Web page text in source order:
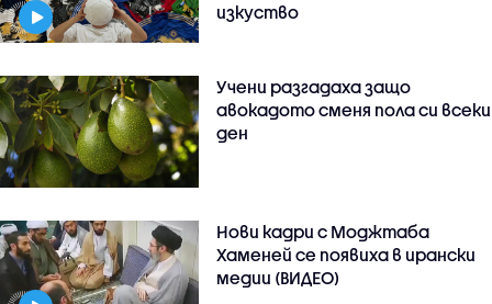
изкуство
Учени разгадаха защо
авокадото сменя пола си всеки
ден
Нови кадри с Моджтаба
Хаменей се появиха в ирански
медии (ВИДЕО)